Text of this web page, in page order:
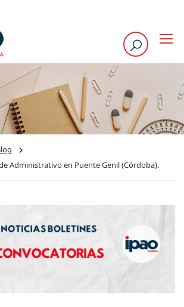
Administrativo en Puente Genil (Córdoba).